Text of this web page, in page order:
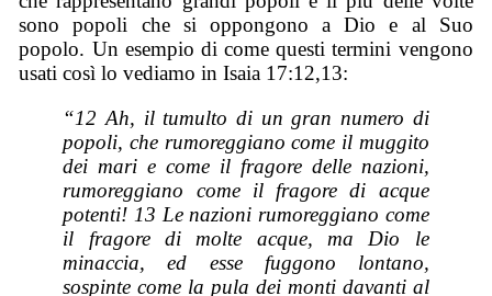
sono popoli che si oppongono a Dio e al Suo
popolo. Un esempio di come questi termini vengono
usati così lo vediamo in Isaia 17:12,13:
“12 Ah, il tumulto di un gran numero di
popoli, che rumoreggiano come il muggito
dei mari e come il fragore delle nazioni,
rumoreggiano come il fragore di acque
potenti! 13 Le nazioni rumoreggiano come
il fragore di molte acque, ma Dio le
minaccia, ed esse fuggono lontano,
sospinte come la pula dei monti davanti al